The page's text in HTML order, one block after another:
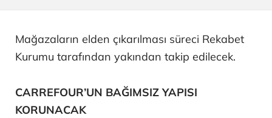
Mağazaların elden çıkarılması süreci Rekabet
Kurumu tarafından yakından takip edilecek.
CARREFOUR’UN BAĞIMSIZ YAPISI
KORUNACAK